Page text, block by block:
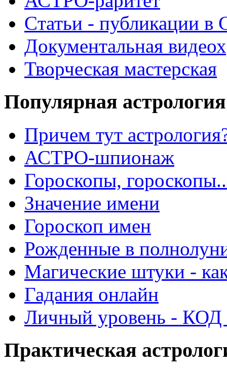
Cтатьи - публикации
Документальная
Творческая мастерская
Популярная астрология
Причем тут
АСТРО-шпионаж
Гороскопы,
Значение имени
Гороскоп имен
Рожденные в
Магические штуки -
Гадания онлайн
Личный уровень - КОД
Практическая